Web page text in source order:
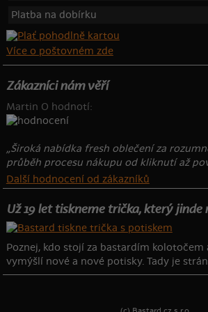
Platba na dobírku
Více o poštovném zde
Zákazníci nám věří
Martin O hodnotí:
„Široká nabídka fresh oblečení za
průběh procesu nákupu od kliknutí až
Další hodnocení od zákazníků
Už 19 let tiskneme trička, který jinde
Poznej, kdo stojí za bastardím kolotočem
vymýšlí nové a nové potisky. Tady je